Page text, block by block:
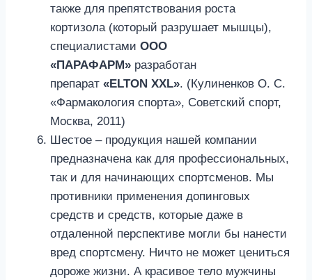
также для препятствования роста
кортизола (который разрушает мышцы),
специалистами ООО
«ПАРАФАРМ» разработан
препарат «ELTON XXL». (Кулиненков О. С.
«Фармакология спорта», Советский спорт,
Москва, 2011)
Шестое – продукция нашей компании
предназначена как для профессиональных,
так и для начинающих спортсменов. Мы
противники применения допинговых
средств и средств, которые даже в
отдаленной перспективе могли бы нанести
вред спортсмену. Ничто не может цениться
дороже жизни. А красивое тело мужчины